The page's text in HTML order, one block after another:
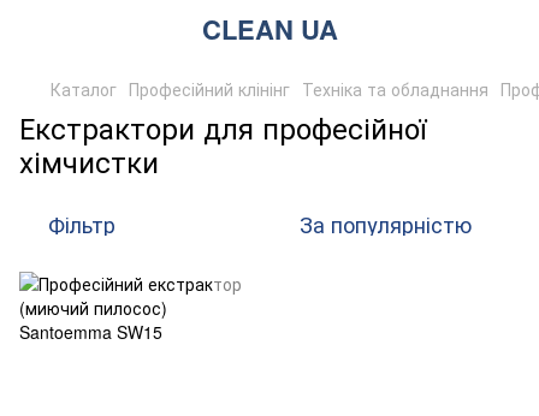
CLEAN UA
Каталог Професійний клінінг Техніка та обладнання
Екстрактори для професійної
хімчистки
Фільтр За популярністю